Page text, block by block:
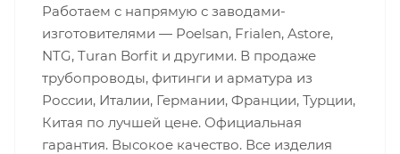
Работаем с напрямую с заводами-
изготовителями — Poelsan, Frialen, Astore,
NTG, Turan Borfit и другими. В продаже
трубопроводы, фитинги и арматура из
России, Италии, Германии, Франции, Турции,
Китая по лучшей цене. Официальная
гарантия. Высокое качество. Все изделия